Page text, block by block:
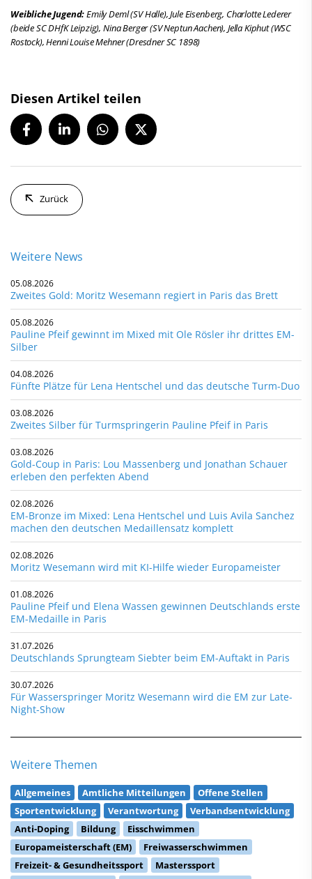
Weibliche Jugend:Emily Deml (SV Halle), Jule Eisenberg, Charlotte Lederer
(beide SC DHfK Leipzig), Nina Berger (SV Neptun Aachen), Jella Kiphut (WSC
Rostock), Henni Louise Mehner (Dresdner SC 1898)
Diesen Artikel teilen
Zurück
Weitere News
05.08.2026
Zweites Gold: Moritz Wesemann regiert in Paris das Brett
05.08.2026
Pauline Pfeif gewinnt im Mixed mit Ole Rösler ihr drittes EM-
Silber
04.08.2026
Fünfte Plätze für Lena Hentschel und das deutsche Turm-Duo
03.08.2026
Zweites Silber für Turmspringerin Pauline Pfeif in Paris
03.08.2026
Gold-Coup in Paris: Lou Massenberg und Jonathan Schauer
erleben den perfekten Abend
02.08.2026
EM-Bronze im Mixed: Lena Hentschel und Luis Avila Sanchez
machen den deutschen Medaillensatz komplett
02.08.2026
Moritz Wesemann wird mit KI-Hilfe wieder Europameister
01.08.2026
Pauline Pfeif und Elena Wassen gewinnen Deutschlands erste
EM-Medaille in Paris
31.07.2026
Deutschlands Sprungteam Siebter beim EM-Auftakt in Paris
30.07.2026
Für Wasserspringer Moritz Wesemann wird die EM zur Late-
Night-Show
Weitere Themen
Allgemeines Amtliche Mitteilungen
Offene Stellen
Sportentwicklung
Verantwortung
Verbandsentwicklung
Anti-Doping
Bildung
Eisschwimmen
Europameisterschaft (EM)
Freiwasserschwimmen
Freizeit- & Gesundheitssport
Masterssport